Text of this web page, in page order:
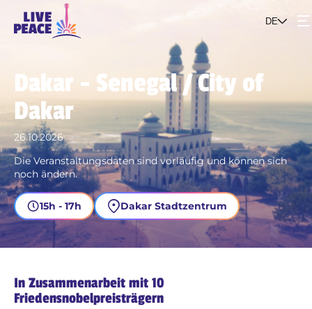
Das Projekt
Werde Teil der Bewegung
DE
Dakar - Senegal / City of
Dakar
26.10.2026
Die Veranstaltungsdaten sind vorläufig und können sich
noch ändern.
15h - 17h Dakar Stadtzentrum
In Zusammenarbeit mit 10
Friedensnobelpreisträgern